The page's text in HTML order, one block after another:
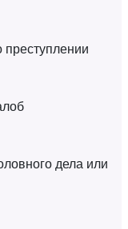
дела или